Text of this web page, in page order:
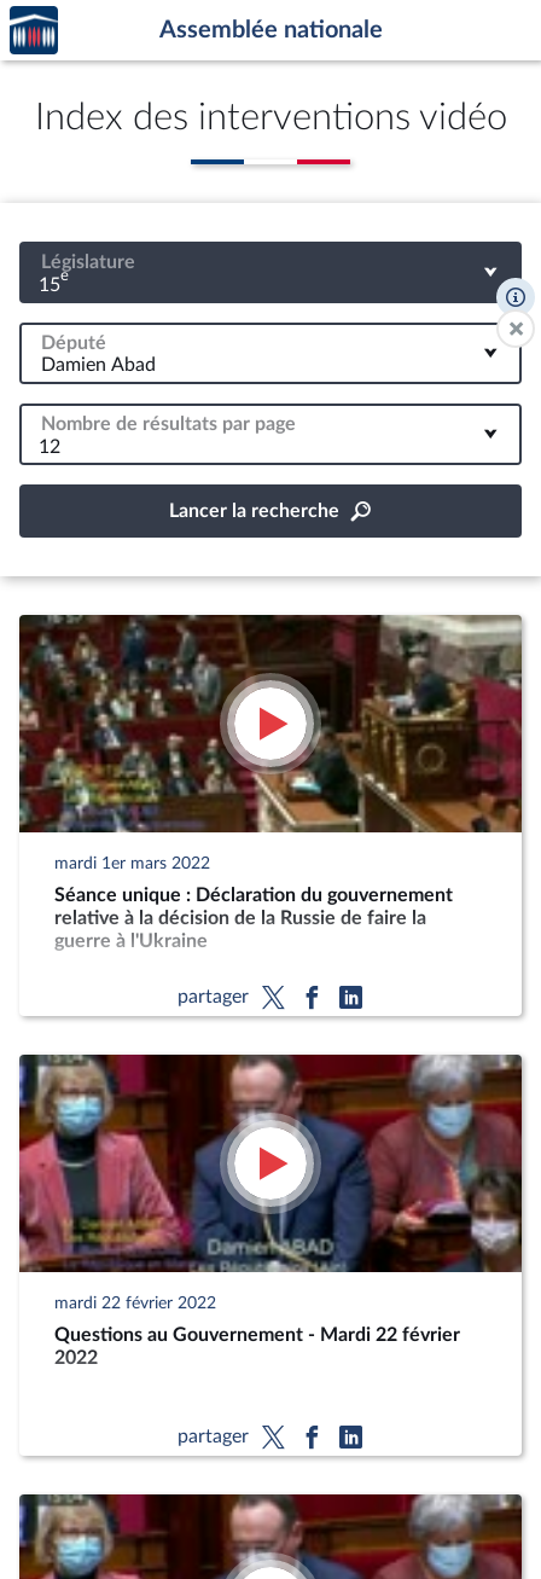
Aller au contenu
Aller en bas de la page
Accèder
à la
page
Assemblée nationale
Index des interventions vidéo
Législature
15e
Député
Nombre de résultats par page
12
Lancer la recherche
mardi 1er mars 2022
Séance unique : Déclaration du gouvernement
relative à la décision de la Russie de faire la
guerre à l'Ukraine
partager
mardi 22 février 2022
Questions au Gouvernement - Mardi 22 février
2022
partager